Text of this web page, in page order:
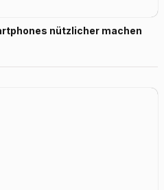
nützlicher machen